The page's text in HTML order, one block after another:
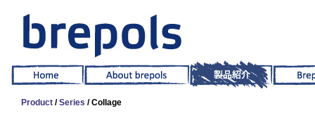
Product /Series / Collage